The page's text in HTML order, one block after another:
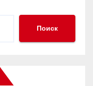
Поиск